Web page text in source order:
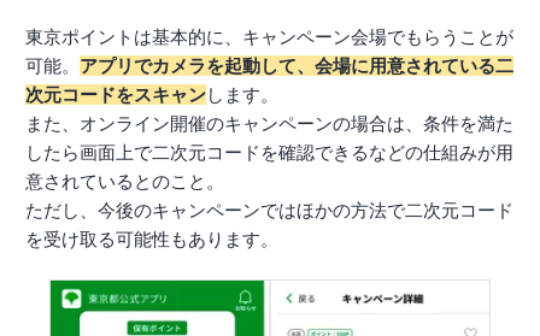
東京ポイントは基本的に、キャンペーン会場でもらうことが
可能。 アプリでカメラを起動して、会場に用意されている二
次元コードをスキャンします。
また、オンライン開催のキャンペーンの場合は、条件を満た
したら画面上で二次元コードを確認できるなどの仕組みが用
意されているとのこと。
ただし、今後のキャンペーンではほかの方法で二次元コード
を受け取る可能性もあります。